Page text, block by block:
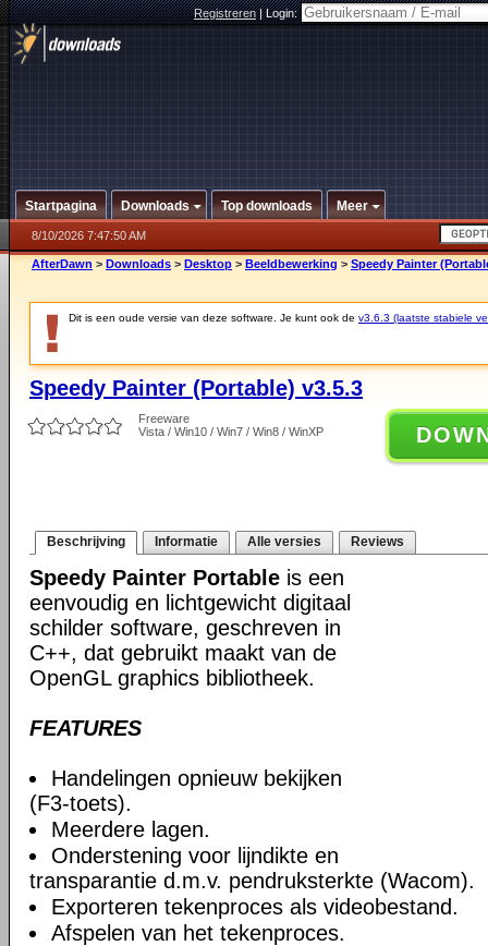
Registreren|Login:
Startpagina Downloads Top downloads Meer
8/10/2026 7:47:50 AM
AfterDawn > Downloads > Desktop > Beeldbewerking > Speedy Painter
Dit is een oude versie van deze software. Je kunt ook de v3.6.3 (laatste stabiele
Speedy Painter (Portable) v3.5.3
Freeware
Vista / Win10 / Win7 / Win8 / WinXP
Beschrijving Informatie Alle versies Reviews
Speedy Painter Portable is een
eenvoudig en lichtgewicht digitaal
schilder software, geschreven in
C++, dat gebruikt maakt van de
OpenGL graphics bibliotheek.
FEATURES
Handelingen opnieuw bekijken
(F3-toets).
Meerdere lagen.
Onderstening voor lijndikte en
transparantie d.m.v. pendruksterkte (Wacom).
Exporteren tekenproces als videobestand.
Afspelen van het tekenproces.